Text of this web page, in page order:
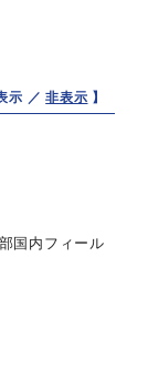
示 ／非表示 】
国内フィール